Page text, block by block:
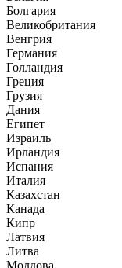
Болгария
Великобритания
Венгрия
Германия
Голландия
Греция
Грузия
Дания
Египет
Израиль
Ирландия
Испания
Италия
Казахстан
Канада
Кипр
Латвия
Литва
Молдова